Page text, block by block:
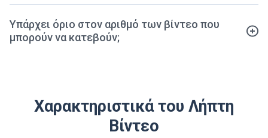
Υπάρχει όριο στον αριθμό των βίντεο που
μπορούν να κατεβούν;
Χαρακτηριστικά του Λήπτη
Βίντεο